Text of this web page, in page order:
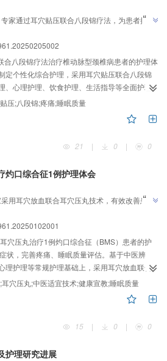
家通过耳穴贴压联合八段锦疗法，为患者提供
生活质量。
”
合八段锦疗法治疗椎动脉型颈椎病患者的护理体
定个性化综合护理，采用耳穴贴压联合八段锦
、心理护理、饮食护理、生活指导等全面护理
性情绪，提高生活质量。
压;八段锦;疼痛;睡眠质量
21
| 0 | 0
灼口综合征1例护理体会
用耳穴放血联合耳穴压丸技术，有效改善患者
”
穴压丸治疗1例灼口综合征（BMS）患者的护
状，完善疼痛、睡眠质量评估。基于中医辨
理护理等常规护理基础上，采用耳穴放血联合
患者舌痛症状，缓解负性情绪，提高睡眠质
穴压丸;中医适宜技术;健康宣教;睡眠质量
15
| 0 | 0
护理研究进展